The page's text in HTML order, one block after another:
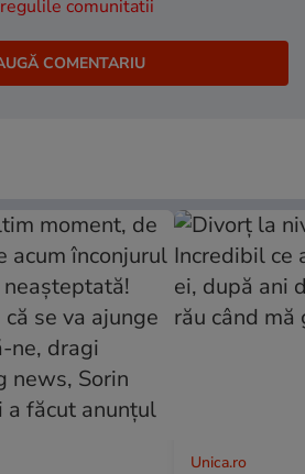
regulile comunitatii
Unica.ro